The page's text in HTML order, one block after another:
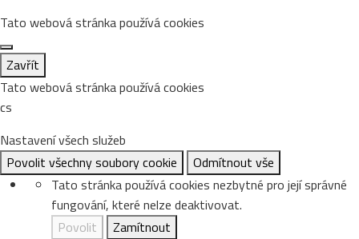
Tato webová stránka používá cookies
Zavřít
Tato webová stránka používá cookies
cs
Nastavení všech služeb
Povolit všechny soubory cookie
Odmítnout vše
Tato stránka používá cookies nezbytné pro její správné
fungování, které nelze deaktivovat.
Povolit
Zamítnout